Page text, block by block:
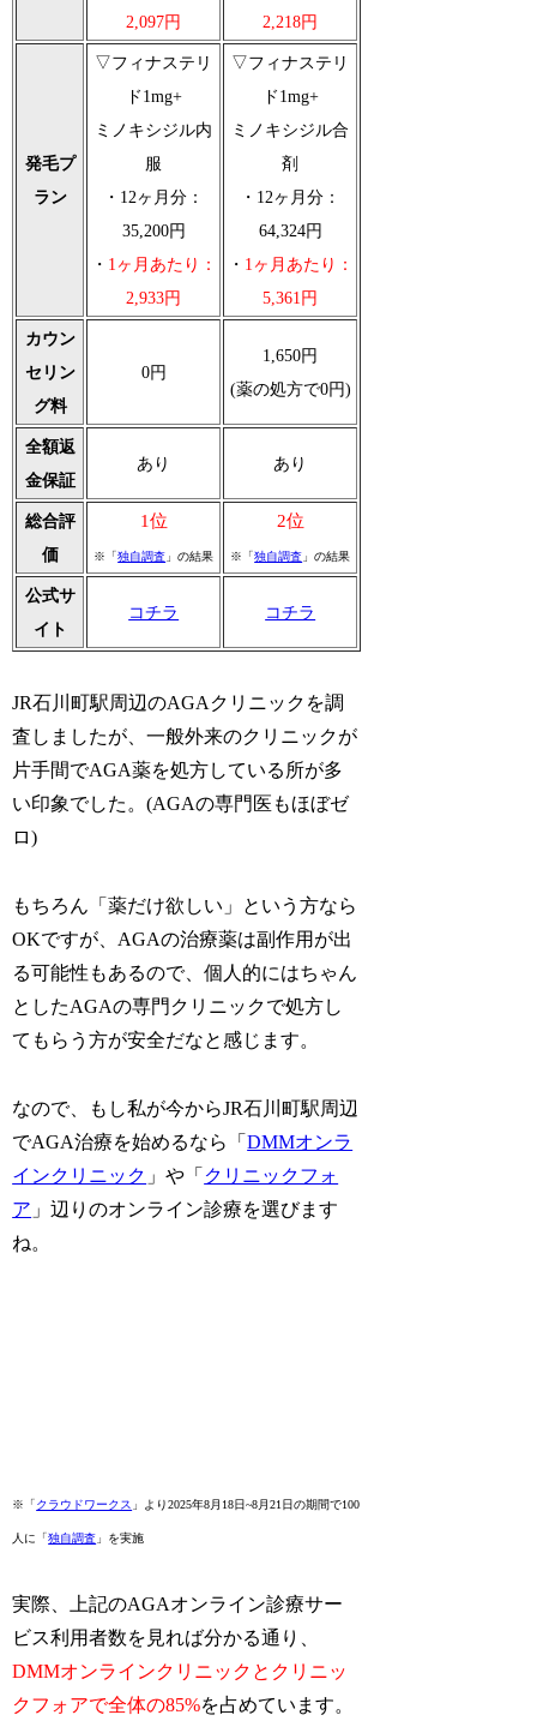
2,097円
2,218円
発毛プ
ラン
▽フィナステリ
ド1mg+
ミノキシジル内
服
・12ヶ月分：
35,200円
・ 1ヶ月あたり：
2,933円
▽フィナステリ
ド1mg+
ミノキシジル合
剤
・12ヶ月分：
64,324円
・ 1ヶ月あたり：
5,361円
カウン
セリン
グ料
0円
1,650円
(薬の処方で0円)
全額返
金保証
あり あり
総合評
価
1位
※「独自調査 」の結果
2位
※「独自調査 」の結果
公式サ
イト
コチラ コチラ
JR石川町駅周辺のAGAクリニックを調
査しましたが、一般外来のクリニックが
片手間でAGA薬を処方している所が多
い印象でした。(AGAの専門医もほぼゼ
ロ)
もちろん「薬だけ欲しい」という方なら
OKですが、AGAの治療薬は副作用が出
る可能性もあるので、個人的にはちゃん
としたAGAの専門クリニックで処方し
てもらう方が安全だなと感じます。
なので、もし私が今からJR石川町駅周辺
でAGA治療を始めるなら「DMMオンラ
インクリニック 」や「 クリニックフォ
ア 」辺りのオンライン診療を選びます
ね。
※「クラウドワークス 」より2025年8月18日~8月21日の期間で100
人に「独自調査 」を実施
実際、上記のAGAオンライン診療サー
ビス利用者数を見れば分かる通り、
DMMオンラインクリニックとクリニッ
クフォアで全体の85%を占めています。